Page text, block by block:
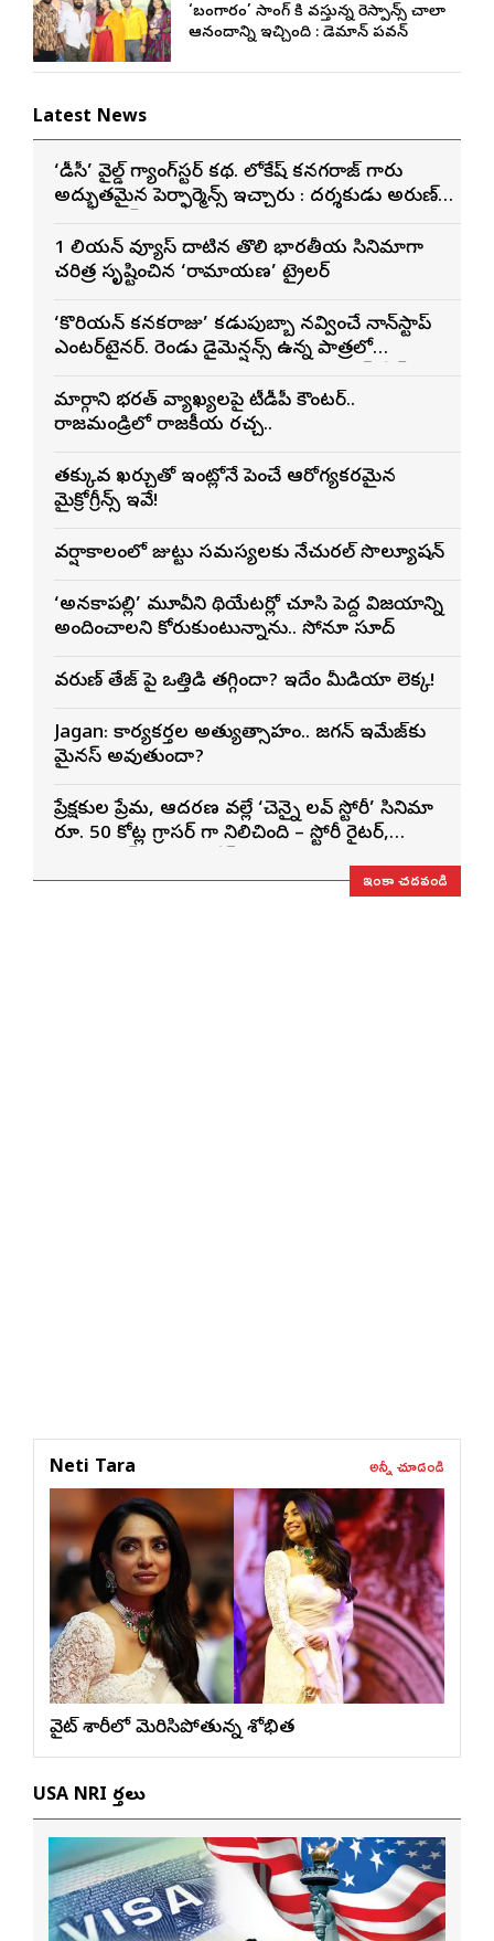
‘బంగారం’ సాంగ్ కి వస్తున్న రెస్పాన్స్ చాలా
ఆనందాన్ని ఇచ్చింది : డెమాన్ పవన్
Latest News
‘డీసీ’ వైల్డ్ గ్యాంగ్‌స్టర్ కథ. లోకేష్ కనగరాజ్ గారు
అద్భుతమైన పెర్ఫార్మెన్స్ ఇచ్చారు : దర్శకుడు అరుణ్
1 బిలియన్ వ్యూస్ దాటిన తొలి భారతీయ సినిమాగా
చరిత్ర సృష్టించిన ‘రామాయణ’ ట్రైలర్
‘కొరియన్ కనకరాజు’ కడుపుబ్బా నవ్వించే నాన్‌స్టాప్
ఎంటర్‌టైనర్. రెండు డైమెన్షన్స్ ఉన్న పాత్రలో
మార్గాని భరత్ వ్యాఖ్యలపై టీడీపీ కౌంటర్..
రాజమండ్రిలో రాజకీయ రచ్చ..
తక్కువ ఖర్చుతో ఇంట్లోనే పెంచే ఆరోగ్యకరమైన
మైక్రోగ్రీన్స్ ఇవే!
వర్షాకాలంలో జుట్టు సమస్యలకు నేచురల్ సొల్యూషన్
‘అనకాపల్లి’ మూవీని థియేటర్లో చూసి పెద్ద విజయాన్ని
అందించాలని కోరుకుంటున్నాను.. సోనూ సూద్
వరుణ్ తేజ్‌ పై ఒత్తిడి తగ్గిందా? ఇదేం మీడియా లెక్క!
Jagan: కార్యకర్తల అత్యుత్సాహం.. జగన్ ఇమేజ్‌కు
మైనస్ అవుతుందా?
ప్రేక్షకుల ప్రేమ, ఆదరణ వల్లే ‘చెన్నై లవ్ స్టోరీ’ సినిమా
రూ. 50 కోట్ల గ్రాసర్ గా నిలిచింది – స్టోరీ రైటర్,
ఇంకా చదవండి
Neti Tara అన్నీ చూడండి
వైట్ శారీలో మెరిసిపోతున్న శోభిత
USA NRI వార్తలు